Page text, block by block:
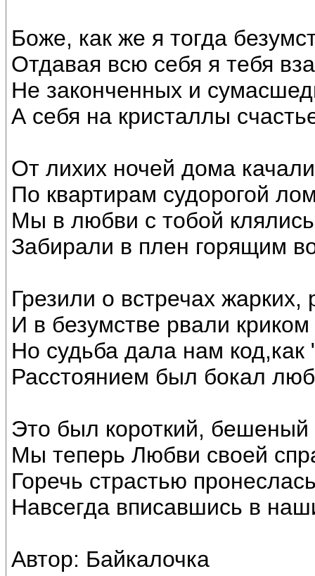
Боже, как же я тогда
Отдавая всю себя я тебя
Не законченных и
А себя на кристаллы
От лихих ночей дома
По квартирам судорогой
Мы в любви с тобой
Забирали в плен горящим
Грезили о встречах жарких,
И в безумстве рвали
Но судьба дала нам
Расстоянием был бокал
Это был короткий,
Мы теперь Любви своей
Горечь страстью
Навсегда вписавшись в
Автор: Байкалочка